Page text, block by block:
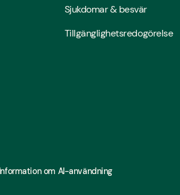
Sjukdomar & besvär
Tillgänglighetsredogörelse
Information om AI-användning